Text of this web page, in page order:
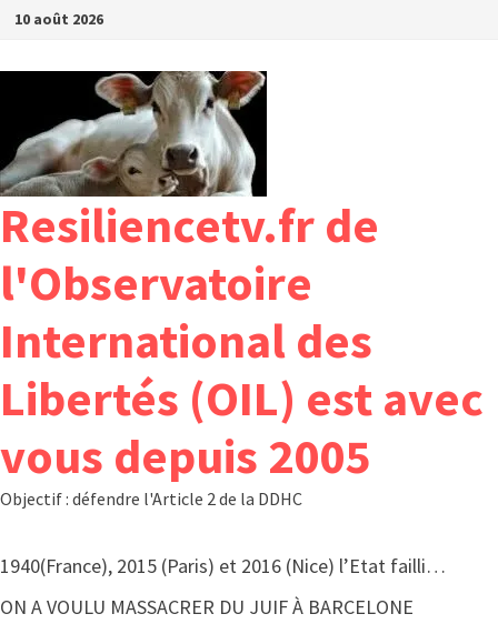
Passer
contenu
10 août 2026
Resiliencetv.fr de
l'Observatoire
International des
Libertés (OIL) est avec
vous depuis 2005
Objectif : défendre l'Article 2 de la DDHC
1940(France), 2015 (Paris) et 2016 (Nice) l’Etat failli…
ON A VOULU MASSACRER DU JUIF À BARCELONE